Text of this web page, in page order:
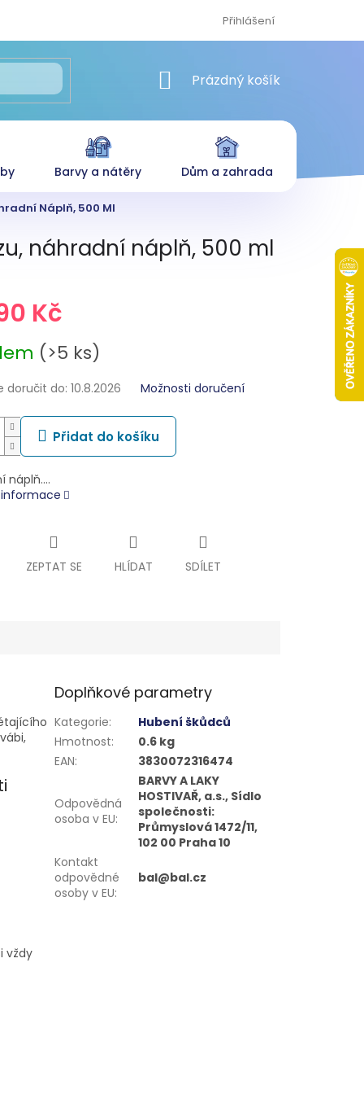
Přihlášení
NÁKUPNÍ KOŠÍK
Prázdný košík
Barvy a nátěry Dům a zahrada
Náplň, 500 Ml
náhradní náplň, 500 ml
Kč
(>5 ks)
doručit do: 10.8.2026 Možnosti doručení
Přidat do košíku
náplň.…
ZEPTAT SE HLÍDAT SDÍLET
vždy
Doplňkové parametry
Kategorie:
Hubení škůdců
Hmotnost:
0.6 kg
EAN: 3830072316474
Odpovědná
osoba v EU:
BARVY A LAKY
HOSTIVAŘ, a.s., Sídlo
společnosti:
Průmyslová 1472/11,
102 00 Praha 10
Kontakt
odpovědné
osoby v EU:
bal@bal.cz